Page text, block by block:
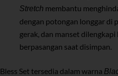
Stretch membantu
dengan potongan longgar di
gerak, dan manset
berpasangan saat disimpan.
Bless Set tersedia dalam warna